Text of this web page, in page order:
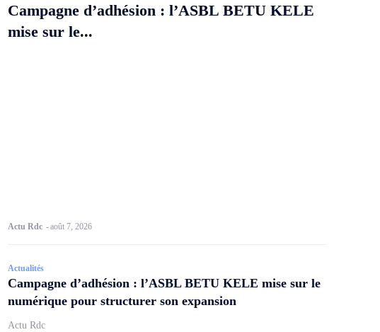
Campagne d’adhésion : l’ASBL BETU KELE
mise sur le...
Actu Rdc -août 7, 2026
Actualités
Campagne d’adhésion : l’ASBL BETU KELE mise sur le
numérique pour structurer son expansion
Actu Rdc